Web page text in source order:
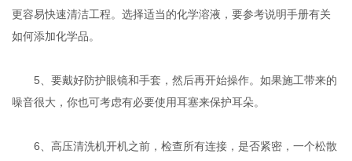
更容易快速清洁工程。选择适当的化学溶液，要参考说明手册有关
如何添加化学品。
5、要戴好防护眼镜和手套，然后再开始操作。如果施工带来的
噪音很大，你也可考虑有必要使用耳塞来保护耳朵。
6、高压清洗机开机之前，检查所有连接，是否紧密，一个松散